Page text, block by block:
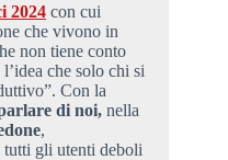
2024 con cui
che vivono in
non tiene conto
che solo chi si
Con la
di noi, nella
,
gli utenti deboli